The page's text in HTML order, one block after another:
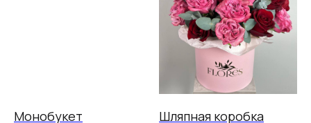
Монобукет Шляпная коробка